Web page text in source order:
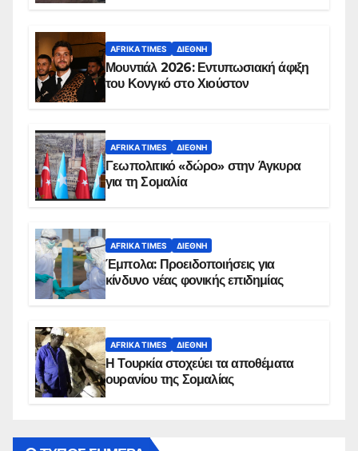
AFRIKA TIMES ΔΙΕΘΝΉ
Μουντιάλ 2026: Εντυπωσιακή άφιξη
του Κονγκό στο Χιούστον
AFRIKA TIMES ΔΙΕΘΝΉ
Γεωπολιτικό «δώρο» στην Άγκυρα
για τη Σομαλία
AFRIKA TIMES ΔΙΕΘΝΉ
Έμπολα: Προειδοποιήσεις για
κίνδυνο νέας φονικής επιδημίας
AFRIKA TIMES ΔΙΕΘΝΉ
Η Τουρκία στοχεύει τα αποθέματα
ουρανίου της Σομαλίας